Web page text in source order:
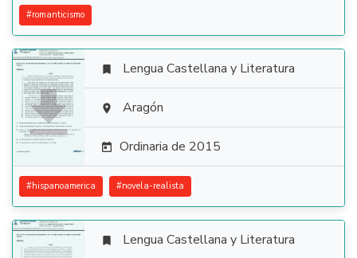
#romanticismo

 Lengua Castellana y Literatura
 Aragón
 Ordinaria de 2015
#hispanoamerica #novela-realista
 Lengua Castellana y Literatura